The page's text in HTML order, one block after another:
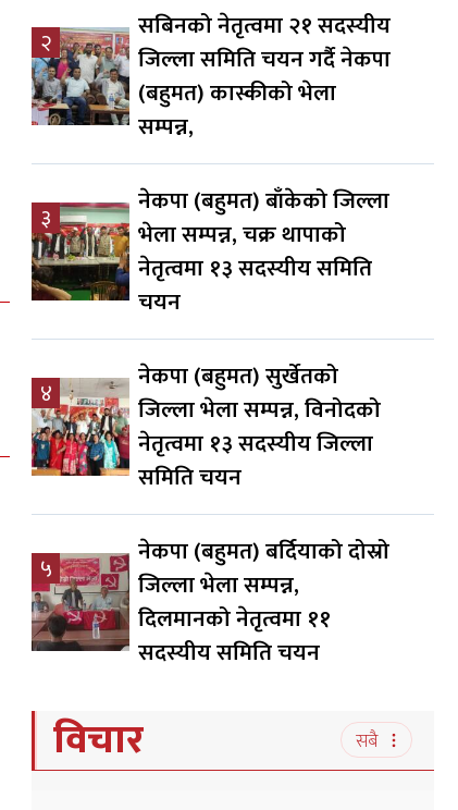
२
सबिनको नेतृत्वमा २१ सदस्यीय
जिल्ला समिति चयन गर्दै नेकपा
(बहुमत) कास्कीको भेला
सम्पन्न,
३
नेकपा (बहुमत) बाँकेको जिल्ला
भेला सम्पन्न, चक्र थापाको
नेतृत्वमा १३ सदस्यीय समिति
चयन
४
नेकपा (बहुमत) सुर्खेतको
जिल्ला भेला सम्पन्न, विनोदको
नेतृत्वमा १३ सदस्यीय जिल्ला
समिति चयन
५
नेकपा (बहुमत) बर्दियाको दोस्रो
जिल्ला भेला सम्पन्न,
दिलमानको नेतृत्वमा ११
सदस्यीय समिति चयन
विचार सबै